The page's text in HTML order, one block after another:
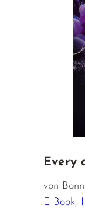
Every
von
E-Book,